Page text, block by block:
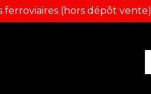
(hors dépôt vente)